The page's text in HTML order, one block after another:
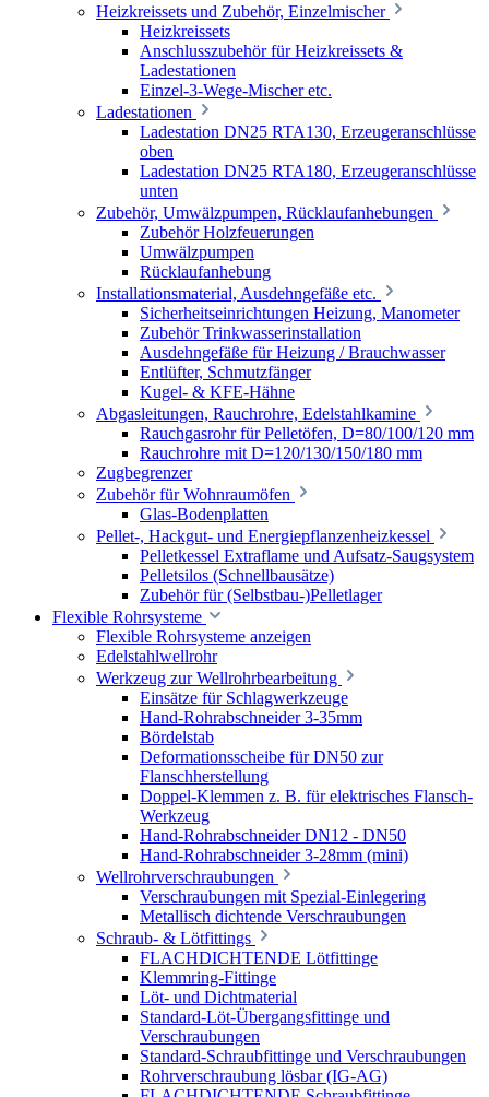
Heizkreissets und Zubehör, Einzelmischer
Heizkreissets
Anschlusszubehör für Heizkreissets &
Ladestationen
Einzel-3-Wege-Mischer etc.
Ladestationen
Ladestation DN25 RTA130, Erzeugeranschlüsse
oben
Ladestation DN25 RTA180, Erzeugeranschlüsse
unten
Zubehör, Umwälzpumpen, Rücklaufanhebungen
Zubehör Holzfeuerungen
Umwälzpumpen
Rücklaufanhebung
Installationsmaterial, Ausdehngefäße etc.
Sicherheitseinrichtungen Heizung, Manometer
Zubehör Trinkwasserinstallation
Ausdehngefäße für Heizung / Brauchwasser
Entlüfter, Schmutzfänger
Kugel- & KFE-Hähne
Abgasleitungen, Rauchrohre, Edelstahlkamine
Rauchgasrohr für Pelletöfen, D=80/100/120 mm
Rauchrohre mit D=120/130/150/180 mm
Zugbegrenzer
Zubehör für Wohnraumöfen
Glas-Bodenplatten
Pellet-, Hackgut- und Energiepflanzenheizkessel
Pelletkessel Extraflame und Aufsatz-Saugsystem
Pelletsilos (Schnellbausätze)
Zubehör für (Selbstbau-)Pelletlager
Flexible Rohrsysteme
Flexible Rohrsysteme anzeigen
Edelstahlwellrohr
Werkzeug zur Wellrohrbearbeitung
Einsätze für Schlagwerkzeuge
Hand-Rohrabschneider 3-35mm
Bördelstab
Deformationsscheibe für DN50 zur
Flanschherstellung
Doppel-Klemmen z. B. für elektrisches Flansch-
Werkzeug
Hand-Rohrabschneider DN12 - DN50
Hand-Rohrabschneider 3-28mm (mini)
Wellrohrverschraubungen
Verschraubungen mit Spezial-Einlegering
Metallisch dichtende Verschraubungen
Schraub- & Lötfittings
FLACHDICHTENDE Lötfittinge
Klemmring-Fittinge
Löt- und Dichtmaterial
Standard-Löt-Übergangsfittinge und
Verschraubungen
Standard-Schraubfittinge und Verschraubungen
Rohrverschraubung lösbar (IG-AG)